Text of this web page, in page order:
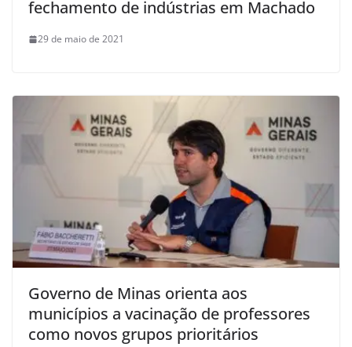
fechamento de indústrias em Machado
29 de maio de 2021
Governo de Minas orienta aos
municípios a vacinação de professores
como novos grupos prioritários